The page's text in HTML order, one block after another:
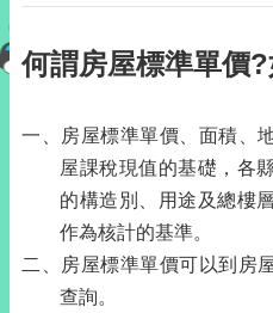
何謂房屋標準單價
一、房屋標準單價、面積、
屋課稅現值的基礎，各
的構造別、用途及總樓
作為核計的基準。
二、房屋標準單價可以到房
查詢。